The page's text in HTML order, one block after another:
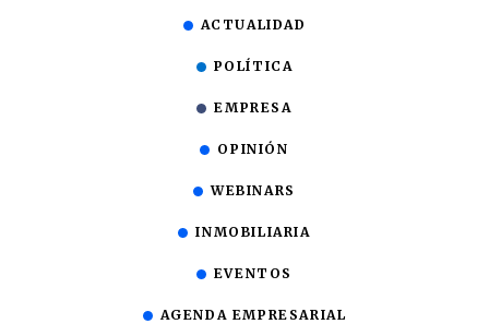
ACTUALIDAD
POLÍTICA
EMPRESA
OPINIÓN
WEBINARS
INMOBILIARIA
EVENTOS
AGENDA EMPRESARIAL